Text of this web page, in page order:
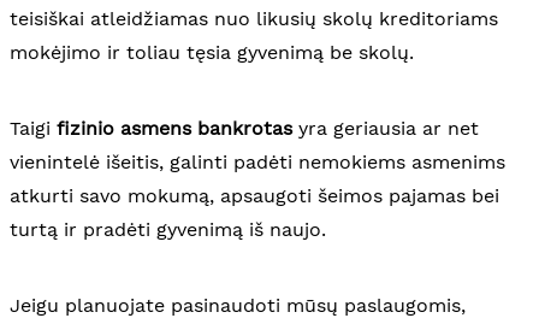
teisiškai atleidžiamas nuo likusių skolų kreditoriams
mokėjimo ir toliau tęsia gyvenimą be skolų.
Taigi fizinio asmens bankrotasyra geriausia ar net
vienintelė išeitis, galinti padėti nemokiems asmenims
atkurti savo mokumą, apsaugoti šeimos pajamas bei
turtą ir pradėti gyvenimą iš naujo.
Jeigu planuojate pasinaudoti mūsų paslaugomis,